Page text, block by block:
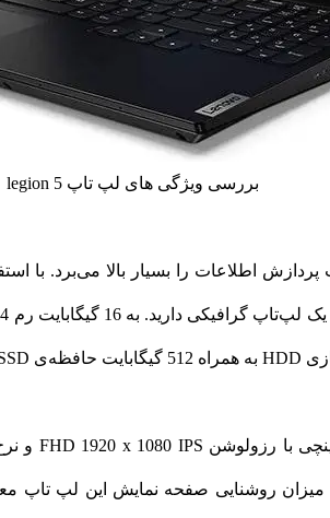
بررسی ویژگی های لپ تاپ legion 5